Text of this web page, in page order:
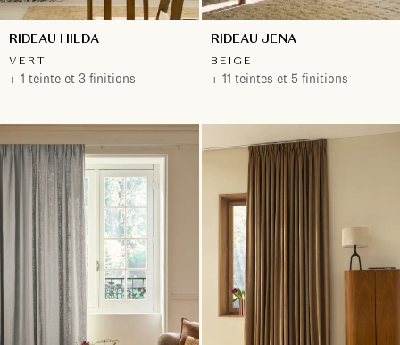
RIDEAU HILDA
VERT
+ 1 teinte et 3 finitions
RIDEAU JENA
BEIGE
+ 11 teintes et 5 finitions